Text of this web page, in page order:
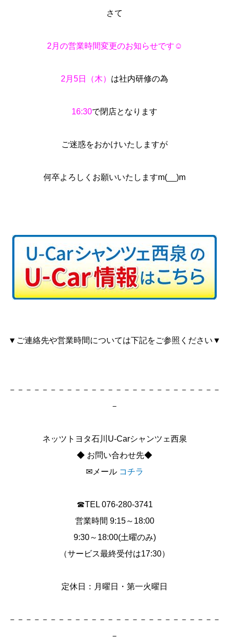
さて
2月の営業時間変更のお知らせです☺
2月5日（木） は社内研修の為
16:30で閉店となります
ご迷惑をおかけいたしますが
何卒よろしくお願いいたしますm(__)m
▼ご連絡先や営業時間については下記をご参照ください▼
－－－－－－－－－－－－－－－－－－－－－－－－－－
－
ネッツトヨタ石川U‐Carシャンツェ西泉
◆ お問い合わせ先◆
✉メール コチラ
☎TEL 076-280-3741
営業時間 9:15～18:00
9:30～18:00(土曜のみ)
（サービス最終受付は17:30）
定休日：月曜日・第一火曜日
－－－－－－－－－－－－－－－－－－－－－－－－－－